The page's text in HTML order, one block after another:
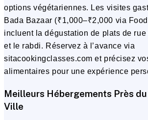
options végétariennes. Les visites
Bada Bazaar (₹1,000–₹2,000 via
incluent la dégustation de plats de
et le rabdi. Réservez à l’avance via
sitacookingclasses.com et précisez
alimentaires pour une expérience
Meilleurs Hébergements Près
Ville